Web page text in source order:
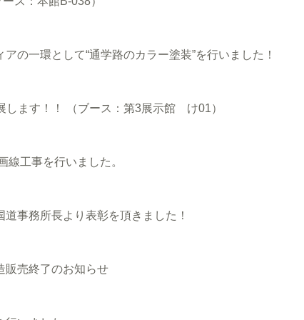
の一環として“通学路のカラー塗装”を行いました！
します！！ （ブース：第3展示館 け01）
線工事を行いました。
事務所長より表彰を頂きました！
販売終了のお知らせ